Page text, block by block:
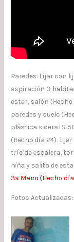
Paredes: Lijar con
aspiración 3
estar, salón (Hecho
paredes y suelo
plástica sideral S-
(Hecho día 24).
trío de escalera,
niña y salita de
3ª Mano (Hecho
Fotos Actualizadas: